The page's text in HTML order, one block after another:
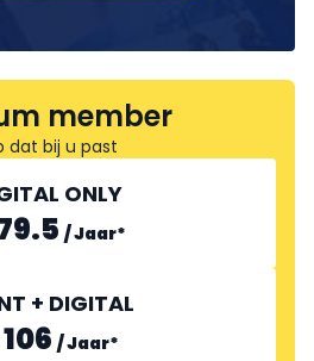
member
dat bij u past
ONLY
/Jaar*
+ DIGITAL
/Jaar*